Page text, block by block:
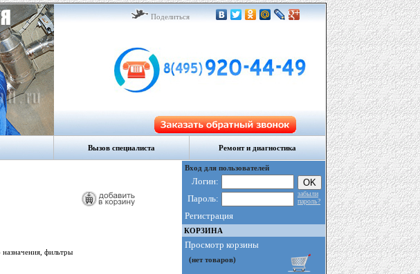
Поделиться
Вызов специалиста Ремонт и диагностика
фильтры
Вход для пользователей
Логин:
Пароль:
забыли
пароль?
Регистрация
КОРЗИНА
Просмотр корзины